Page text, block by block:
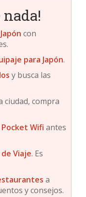
nada!
con
para Japón.
y busca las
ciudad, compra
Pocket Wifi antes
Viaje. Es
a
y consejos.